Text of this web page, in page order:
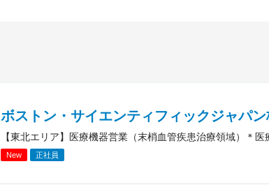
ボストン・サイエンティフィックジャパ
【東北エリア】医療機器営業（末梢血管疾患治療領域）＊
New 正社員